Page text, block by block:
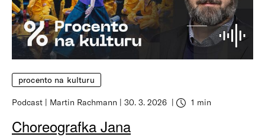
procento na kulturu
Podcast Martin Rachmann 30. 3. 2026 1 min
Choreografka Jana